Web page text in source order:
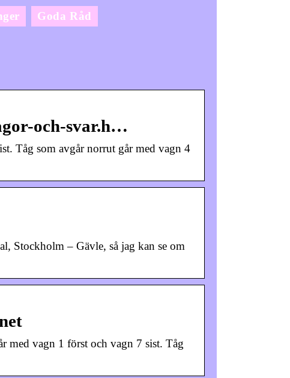
Goda Råd
och-svar.h…
Tåg som avgår norrut går med vagn 4
Stockholm – Gävle, så jag kan se om
med vagn 1 först och vagn 7 sist. Tåg